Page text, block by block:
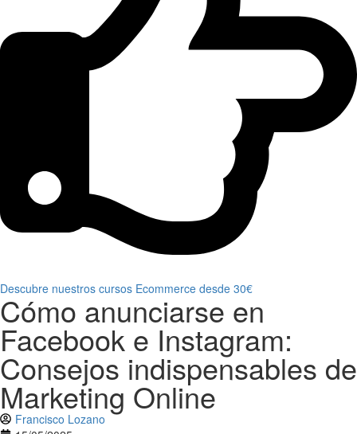
Descubre nuestros cursos Ecommerce desde 30€
Cómo anunciarse en
Facebook e Instagram:
Consejos indispensables de
Marketing Online
Francisco Lozano